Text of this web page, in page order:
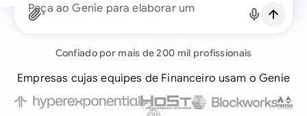
Peça ao Genie para revisar este a
Confiado por mais de 200 mil profissionais
Empresas cujas equipes de Financeiro usam o Genie
Continuar com email
Já tem uma conta?Fazer login